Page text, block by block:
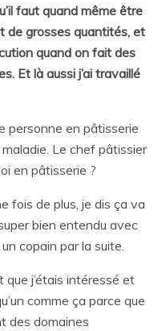
faut quand même être
de grosses quantités, et
quand on fait des
Et là aussi j’ai travaillé
personne en pâtisserie
Le chef pâtissier
en pâtisserie ?
fois de plus, je dis ça va
bien entendu avec
copain par la suite.
que j’étais intéressé et
comme ça parce que
des domaines